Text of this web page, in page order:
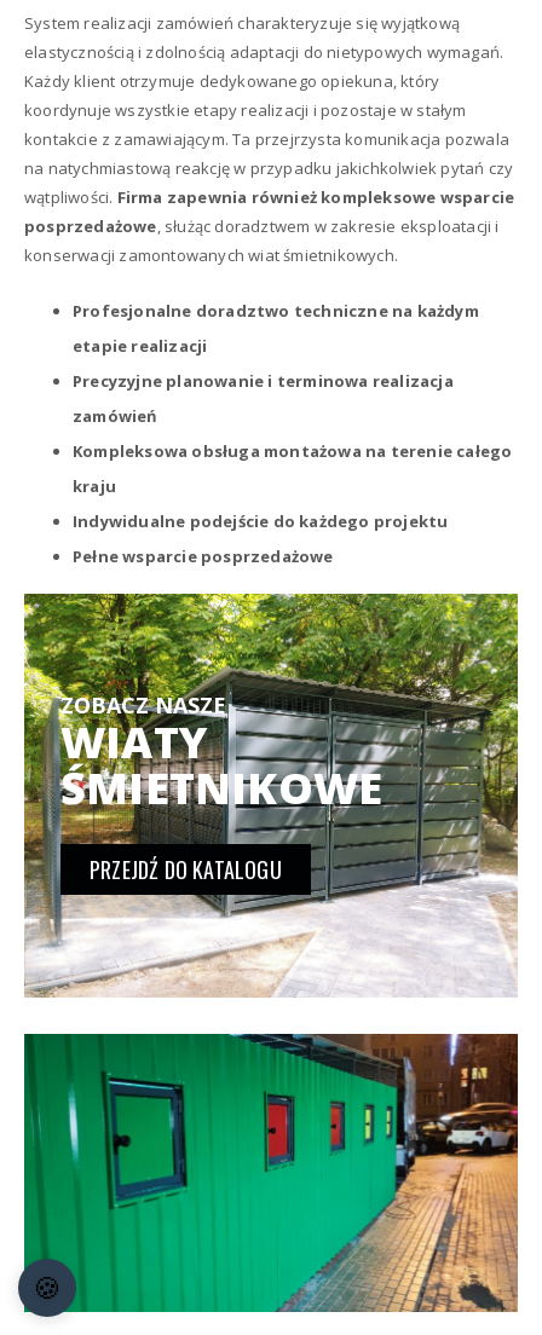
System realizacji zamówień charakteryzuje się wyjątkową
elastycznością i zdolnością adaptacji do nietypowych wymagań.
Każdy klient otrzymuje dedykowanego opiekuna, który
koordynuje wszystkie etapy realizacji i pozostaje w stałym
kontakcie z zamawiającym. Ta przejrzysta komunikacja pozwala
na natychmiastową reakcję w przypadku jakichkolwiek pytań czy
wątpliwości. Firma zapewnia również kompleksowe wsparcie
posprzedażowe, służąc doradztwem w zakresie eksploatacji i
konserwacji zamontowanych wiat śmietnikowych.
Profesjonalne doradztwo techniczne na każdym
etapie realizacji
Precyzyjne planowanie i terminowa realizacja
zamówień
Kompleksowa obsługa montażowa na terenie całego
kraju
Indywidualne podejście do każdego projektu
Pełne wsparcie posprzedażowe
ZOBACZ NASZE
WIATY
ŚMIETNIKOWE
PRZEJDŹ DO KATALOGU
🍪